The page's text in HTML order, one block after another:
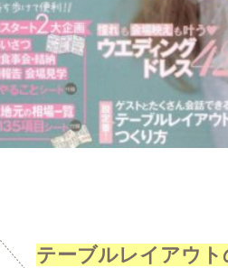
テーブルレイアウト